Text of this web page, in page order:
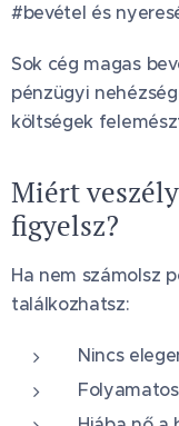
#bevétel és
Sok cég magas
pénzügyi
költségek
Miért
figyelsz?
Ha nem számolsz
találkozhatsz:
Nincs